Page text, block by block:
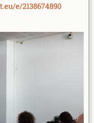
e/2138674890